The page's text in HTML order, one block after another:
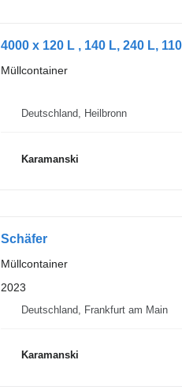
4000 x 120 L , 140 L, 240 L,
Müllcontainer
Deutschland, Heilbronn
Karamanski
Schäfer
Müllcontainer
2023
Deutschland, Frankfurt am Main
Karamanski